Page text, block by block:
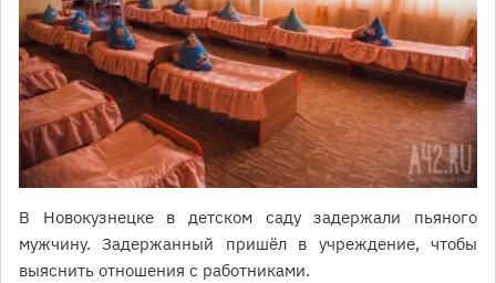
В Новокузнецке в детском саду задержали пьяного
мужчину. Задержанный пришёл в учреждение, чтобы
выяснить отношения с работниками.